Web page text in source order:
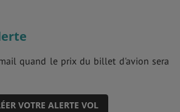
quand le prix du billet d'avion sera
VOTRE ALERTE VOL